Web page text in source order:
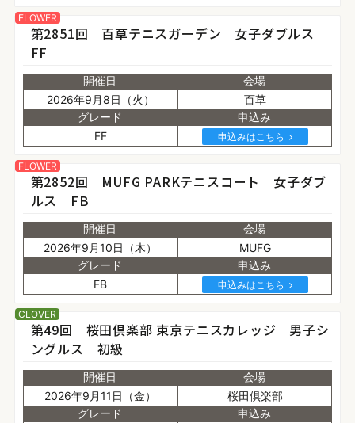
第2851回 百草テニスガーデン 女子ダブルス
FF
開催日
2026年9月8日（火）
会場
百草
グレード
FF
申込み
申込みはこちら
FLOWER
第2852回 MUFG PARKテニスコート 女子ダブ
ルス FB
開催日
2026年9月10日（木）
会場
MUFG
グレード
FB
申込み
申込みはこちら
FLOWER
第49回 桜田倶楽部 東京テニスカレッジ 男子シ
ングルス 初級
開催日
2026年9月11日（金）
会場
桜田倶楽部
グレード
申込み
CLOVER